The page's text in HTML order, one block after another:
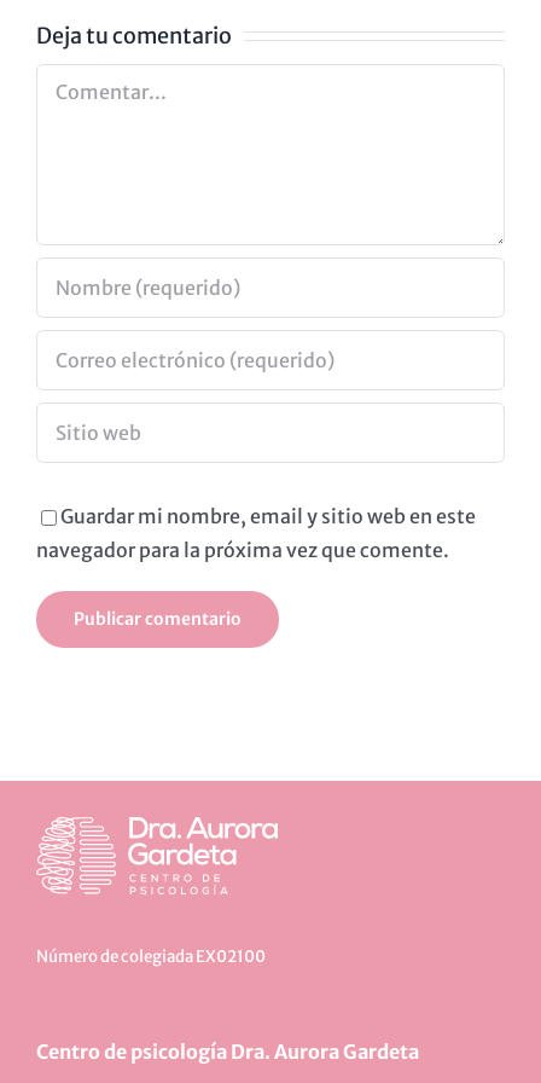
GOYA
Deja tu comentario
Comentar
Guardar mi nombre, email y sitio web en este
navegador para la próxima vez que comente.
Número de colegiada EX02100
Centro de psicología Dra. Aurora Gardeta